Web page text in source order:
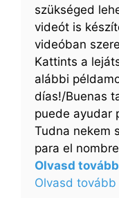
szükséged
videót is
videóban
Kattints a
alábbi
días!/Buenas
puede ayudar
Tudna nekem
para el
Olvasd
Olvasd tovább